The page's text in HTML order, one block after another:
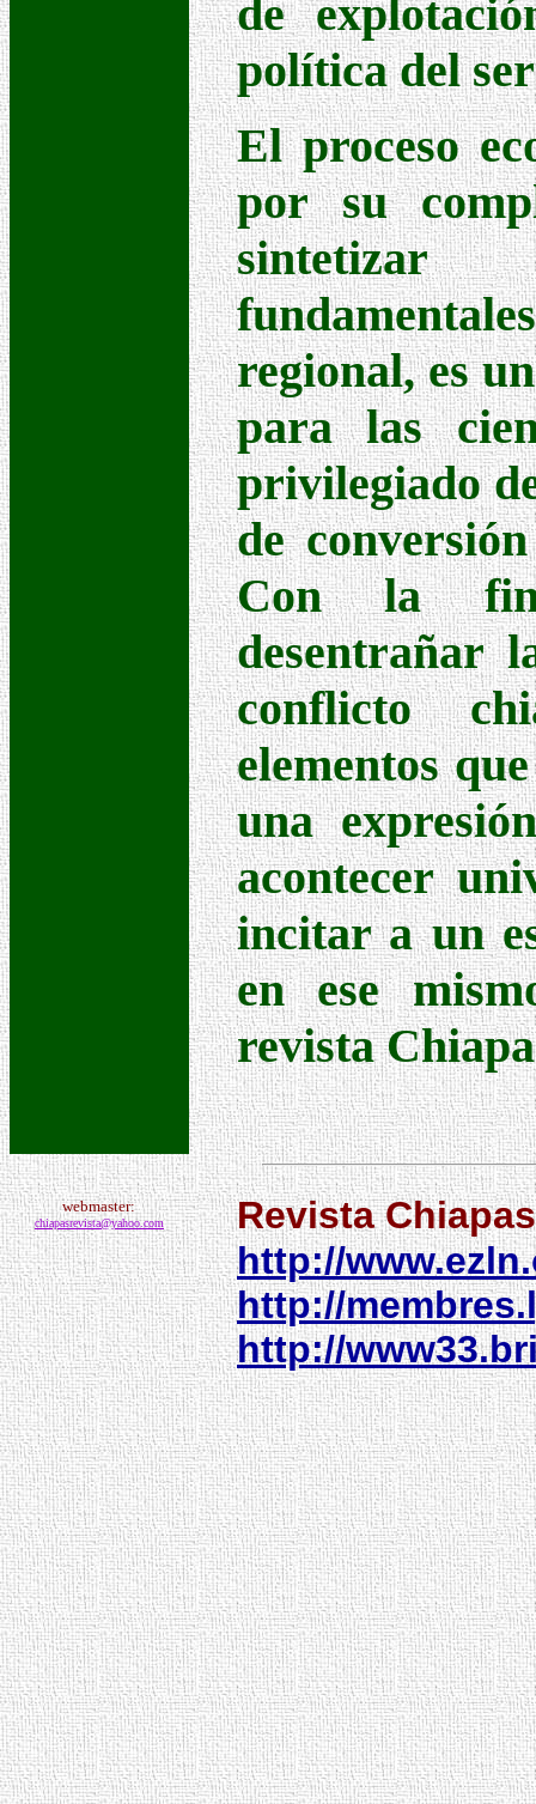
de
política del
El proceso
por su
sintetizar
regional, es
para las
privilegiado
de
Con la
desentrañar
conflicto
elementos
una
acontecer
incitar a un
en ese
revista
webmaster:
chiapasrevista@yahoo.com RevistaChiapas
http://
http://
http://